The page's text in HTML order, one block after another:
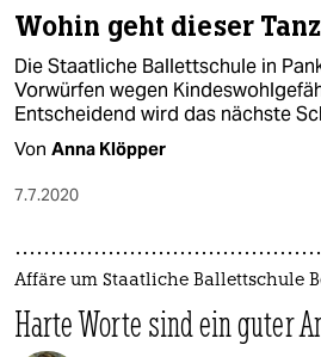
Wohin geht dieser
Die Staatliche Ballettschule in
Vorwürfen wegen
Entscheidend wird das nächste
Von Anna Klöpper
7.7.2020
Affäre um Staatliche Ballettschule
Harte Worte sind ein guter